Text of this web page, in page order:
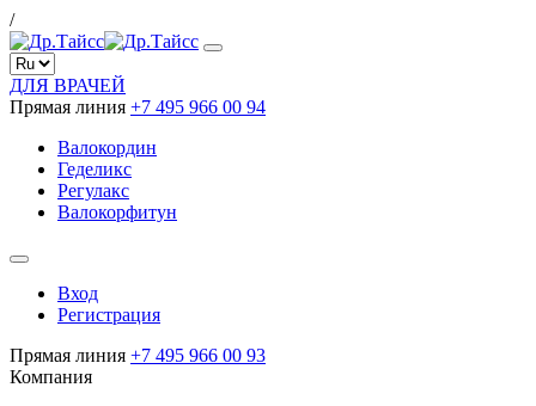
/
ДЛЯ ВРАЧЕЙ
Прямая линия +7 495 966 00 94
Валокордин
Геделикс
Регулакс
Валокорфитун
Вход
Регистрация
Прямая линия +7 495 966 00 93
Компания